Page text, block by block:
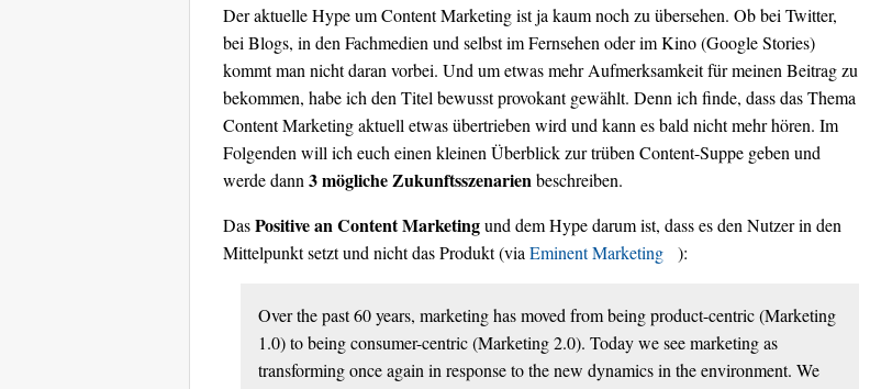
Der aktuelle Hype um Content Marketing ist ja kaum noch zu übersehen. Ob bei Twitter,
bei Blogs, in den Fachmedien und selbst im Fernsehen oder im Kino (Google Stories)
kommt man nicht daran vorbei. Und um etwas mehr Aufmerksamkeit für meinen Beitrag zu
bekommen, habe ich den Titel bewusst provokant gewählt. Denn ich finde, dass das Thema
Content Marketing aktuell etwas übertrieben wird und kann es bald nicht mehr hören. Im
Folgenden will ich euch einen kleinen Überblick zur trüben Content-Suppe geben und
werde dann3 mögliche Zukunftsszenarienbeschreiben.
DasPositive an Content Marketingund dem Hype darum ist, dass es den Nutzer in den
Mittelpunkt setzt und nicht das Produkt (viaEminent Marketing ):
Over the past 60 years, marketing has moved from being product-centric (Marketing
1.0) to being consumer-centric (Marketing 2.0). Today we see marketing as
transforming once again in response to the new dynamics in the environment. We